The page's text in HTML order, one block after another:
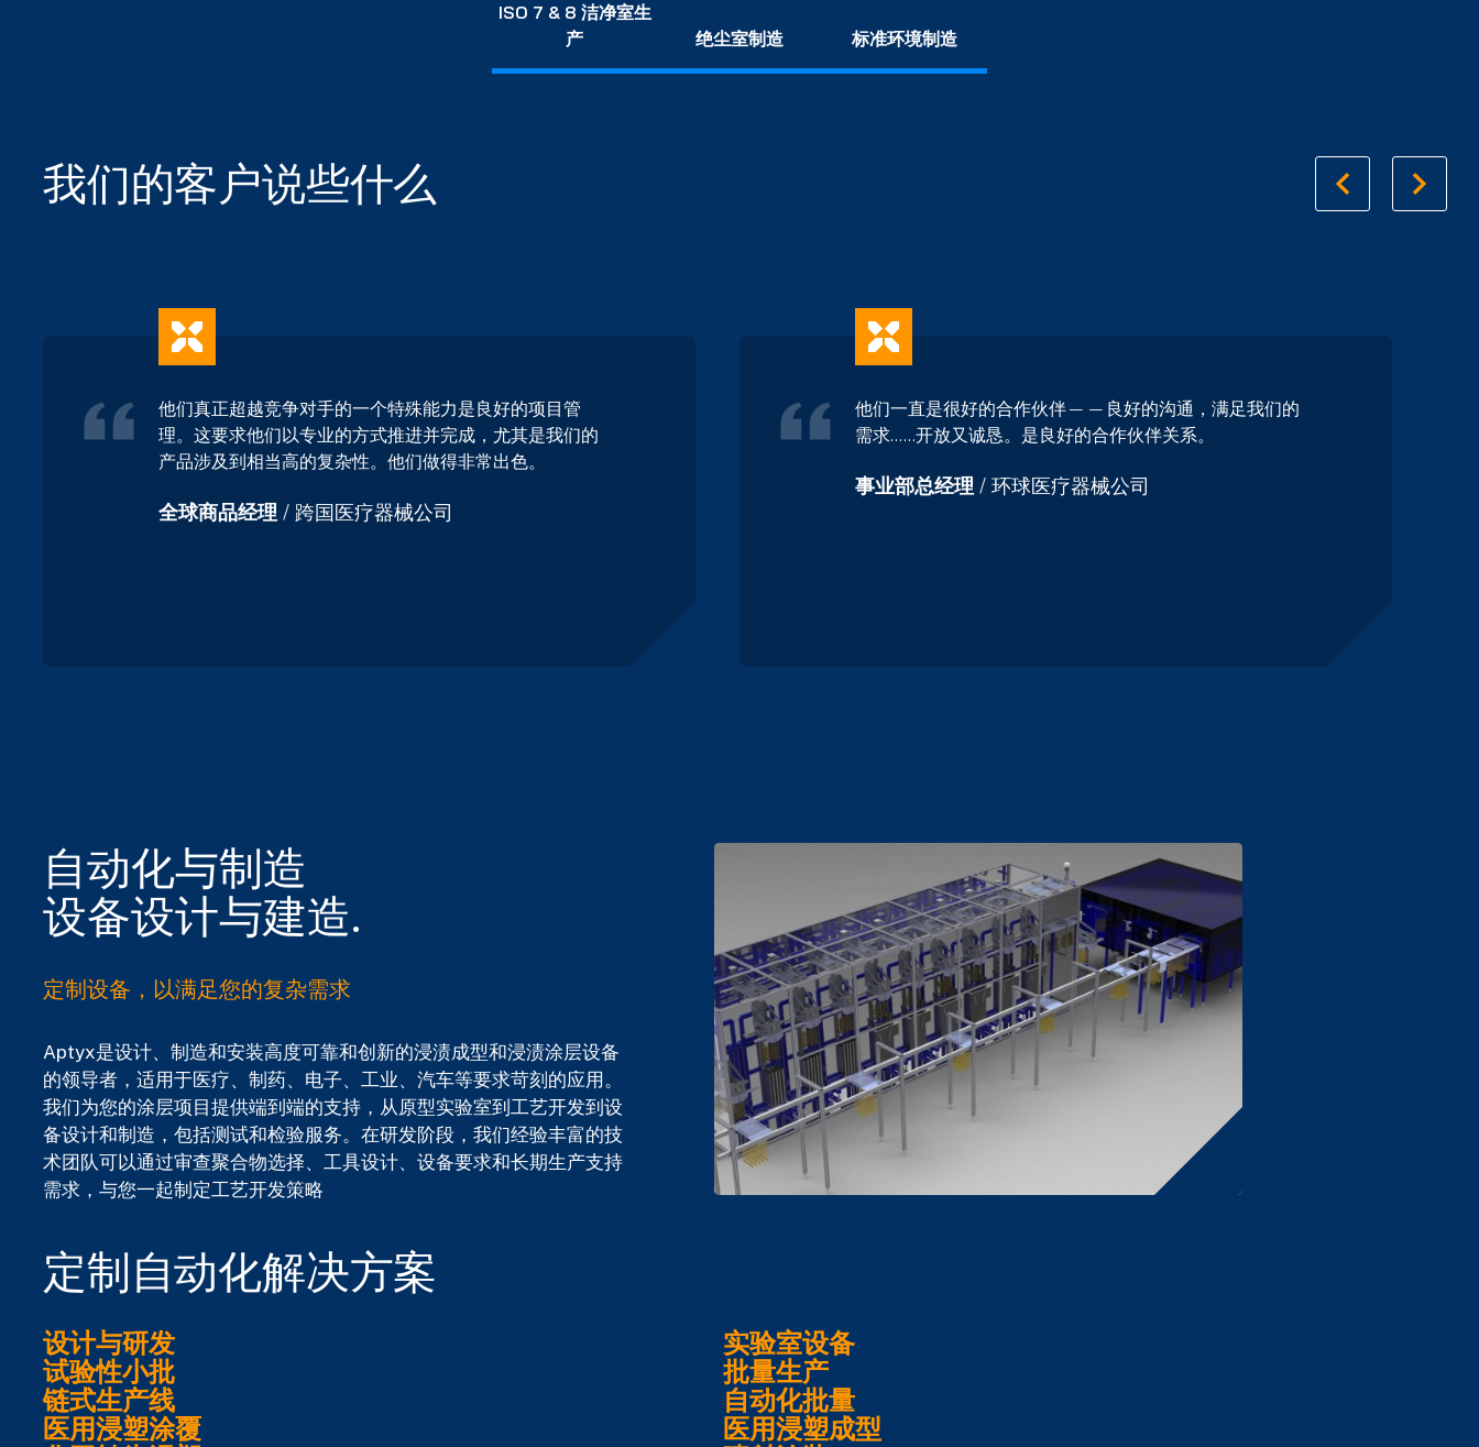
ISO 7 & 8 洁净室生
产
绝尘室制造 标准环境制造
我们的客户说些什么
他们真正超越竞争对手的一个特殊能力是良好的项目管
理。这要求他们以专业的方式推进并完成，尤其是我们的
产品涉及到相当高的复杂性。他们做得非常出色。
全球商品经理 / 跨国医疗器械公司
他们一直是很好的合作伙伴——良好的沟通，满足我们的
需求……开放又诚恳。是良好的合作伙伴关系。
事业部总经理 / 环球医疗器械公司
自动化与制造
设备设计与建造.
定制设备，以满足您的复杂需求
Aptyx是设计、制造和安装高度可靠和创新的浸渍成型和浸渍涂层设备
的领导者，适用于医疗、制药、电子、工业、汽车等要求苛刻的应用。
我们为您的涂层项目提供端到端的支持，从原型实验室到工艺开发到设
备设计和制造，包括测试和检验服务。 在研发阶段，我们经验丰富的技
术团队可以通过审查聚合物选择、工具设计、设备要求和长期生产支持
需求，与您一起制定工艺开发策略
定制自动化解决方案
设计与研发
实验室设备
试验性小批
批量生产
链式生产线
自动化批量
医用浸塑涂覆
医用浸塑成型